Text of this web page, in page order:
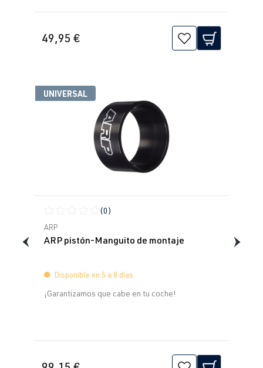
49,95 €
UNIVERSAL
Calificación promedio de 0 de 5 estrellas
(0)
ARP
ARP pistón-Manguito de montaje
Disponible en 5 a 8 días
¡Garantizamos que cabe en tu coche!